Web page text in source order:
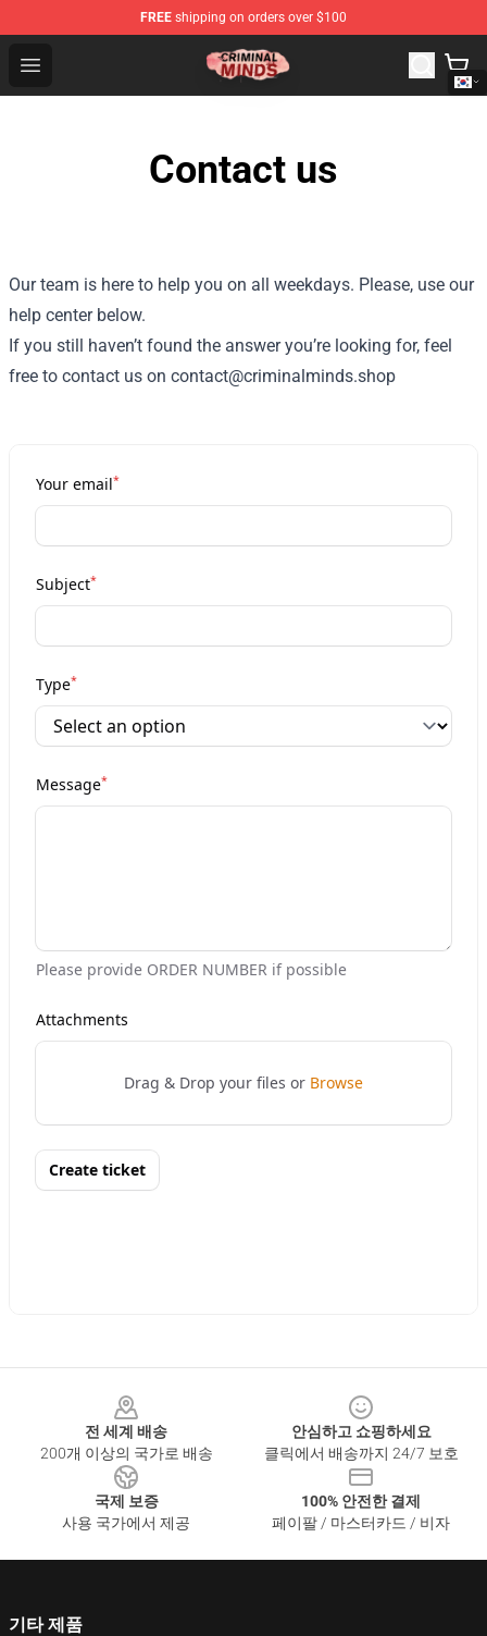
FREE shipping on orders over $100
Open menu
Criminal Minds Shop - Official Criminal Minds
Contact us
Our team is here to help you on all weekdays. Please, use our
help center below.
If you still haven’t found the answer you’re looking for, feel
free to contact us on contact@criminalminds.shop
전 세계 배송
200개 이상의 국가로 배송
안심하고 쇼핑하세요
클릭에서 배송까지 24/7 보호
국제 보증
사용 국가에서 제공
100% 안전한 결제
페이팔 / 마스터카드 / 비자
기타 제품